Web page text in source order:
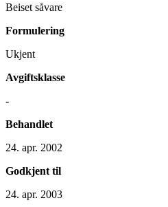
Beiset såvare
Formulering
Ukjent
Avgiftsklasse
-
Behandlet
24. apr. 2002
Godkjent til
24. apr. 2003